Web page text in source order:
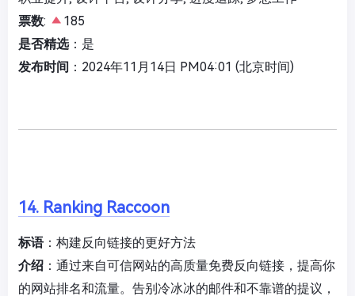
票数:
185
是否精选：是
发布时间 ：2024年11月14日 PM04:01 (北京时间)
14. Ranking Raccoon
标语：构建反向链接的更好方法
介绍 ：通过来自可信网站的高质量免费反向链接，提高你
的网站排名和流量。告别冷冰冰的邮件和不靠谱的提议，